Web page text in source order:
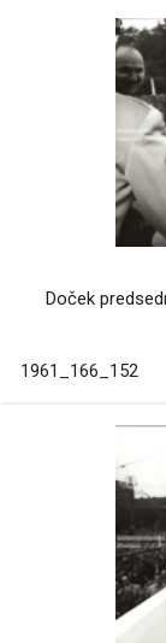
Doček
1961_166_152